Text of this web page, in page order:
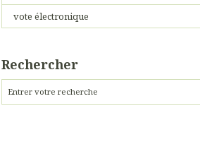
vote électronique
Rechercher